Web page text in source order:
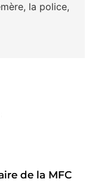
la police,
de la MFC